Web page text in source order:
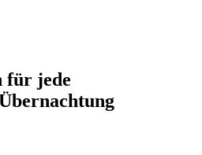
für jede